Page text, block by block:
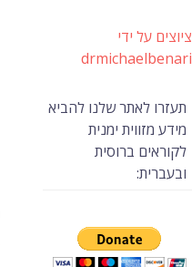
ציוצים על ידי
drmichaelbenari
תעזרו לאתר שלנו להביא
מידע מזווית ימנית
לקוראים ברוסית
ובעברית: